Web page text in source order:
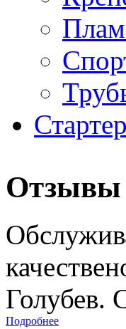
Отзывы
Голубев.
Подробнее